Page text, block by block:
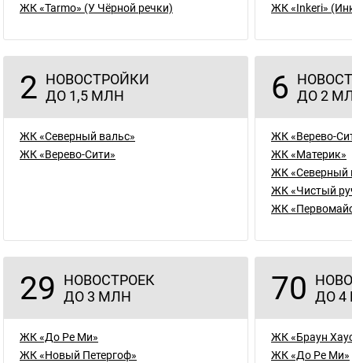
ЖК «Tarmo» (У Чёрной речки)
ЖК «Inkeri»
2 НОВОСТРОЙКИ
ДО 1,5 МЛН
ЖК «Северный вальс»
ЖК «Верево-Сити»
6 ДО 2
ЖК «Верево-
ЖК «Материк»
ЖК «Северный
ЖК «Чистый
ЖК
29
НОВОСТРОЕК
ДО 3 МЛН
ЖК «До Ре Ми»
ЖК «Новый Петергоф»
70 ДО
ЖК «Браун
ЖК «До Ре Ми»